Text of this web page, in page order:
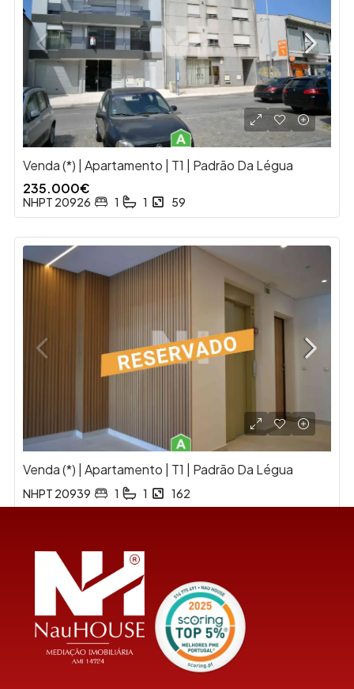
Venda (*) | Apartamento | T1 | Padrão Da Légua
235.000€
NHPT 20926 1 1 59
Venda (*) | Apartamento | T1 | Padrão Da Légua
NHPT 20939 1 1 162